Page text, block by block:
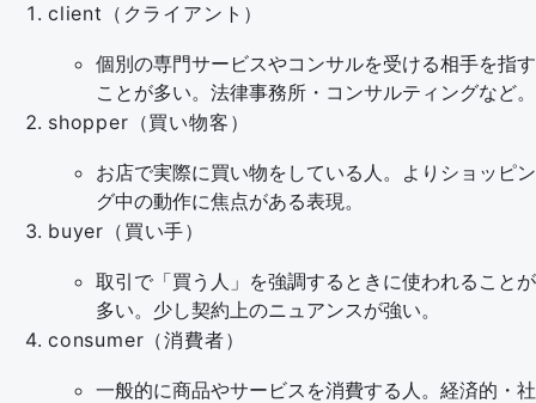
client（クライアント）
個別の専門サービスやコンサルを受ける相手を指す
ことが多い。法律事務所・コンサルティングなど。
shopper（買い物客）
お店で実際に買い物をしている人。よりショッピン
グ中の動作に焦点がある表現。
buyer（買い手）
取引で「買う人」を強調するときに使われることが
多い。少し契約上のニュアンスが強い。
consumer（消費者）
一般的に商品やサービスを消費する人。経済的・社